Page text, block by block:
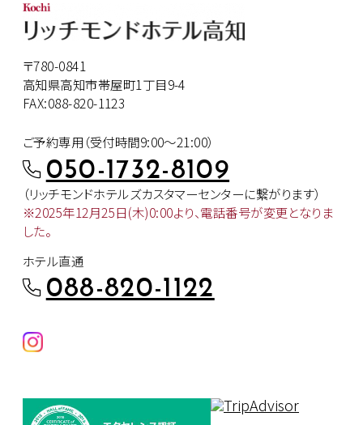
〒780-0841
高知県高知市帯屋町1丁目9-4
FAX:088-820-1123
ご予約専用（受付時間9:00～21:00）
050-1732-8109
（リッチモンドホテルズカスタマーセンターに繋がります）
※2025年12月25日(木)0:00より、電話番号が変更となりま
した。
ホテル直通
088-820-1122